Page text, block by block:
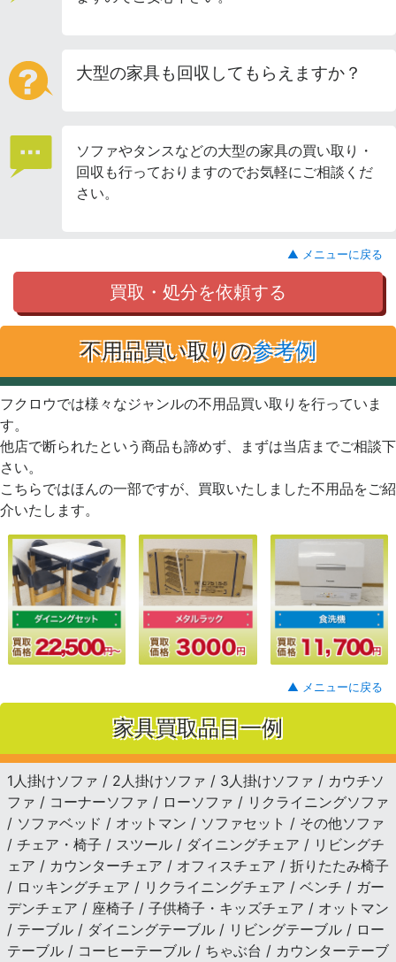
大型の家具も回収してもらえますか？
ソファやタンスなどの大型の家具の買い取り・
回収も行っておりますのでお気軽にご相談くだ
さい。
▲ メニューに戻る
買取・処分を依頼する
不用品買い取りの参考例
フクロウでは様々なジャンルの不用品買い取りを行っていま
す。
他店で断られたという商品も諦めず、まずは当店までご相談下
さい。
こちらではほんの一部ですが、買取いたしました不用品をご紹
介いたします。
▲ メニューに戻る
家具買取品目一例
1人掛けソファ / 2人掛けソファ / 3人掛けソファ / カウチソ
ファ / コーナーソファ / ローソファ / リクライニングソファ
/ ソファベッド / オットマン / ソファセット / その他ソファ
/ チェア・椅子 / スツール / ダイニングチェア / リビングチ
ェア / カウンターチェア / オフィスチェア / 折りたたみ椅子
/ ロッキングチェア / リクライニングチェア / ベンチ / ガー
デンチェア / 座椅子 / 子供椅子・キッズチェア / オットマン
/ テーブル / ダイニングテーブル / リビングテーブル / ロー
テーブル / コーヒーテーブル / ちゃぶ台 / カウンターテーブ